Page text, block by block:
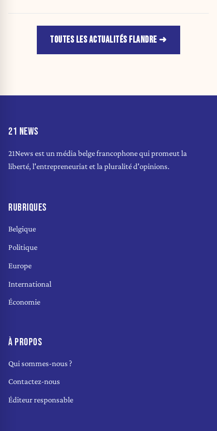
TOUTES LES ACTUALITÉS FLANDRE
21 NEWS
21News est un média belge francophone qui promeut la
liberté, l'entrepreneuriat et la pluralité d'opinions.
RUBRIQUES
Belgique
Politique
Europe
International
Économie
À PROPOS
Qui sommes-nous ?
Contactez-nous
Éditeur responsable